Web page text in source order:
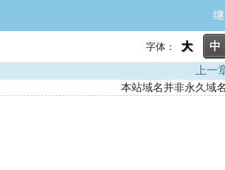
字体： 大 中
上一
本站域名并非永久